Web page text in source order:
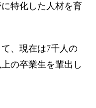
特化した人材を育
、現在は7千人の
の卒業生を輩出し